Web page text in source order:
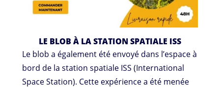
LE BLOB À LA STATION SPATIALE ISS
Le blob a également été envoyé dans l’espace à
bord de la station spatiale ISS (International
Space Station). Cette expérience a été menée